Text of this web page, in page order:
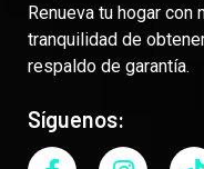
Renueva tu hogar con
tranquilidad de
respaldo de garantía.
Síguenos: